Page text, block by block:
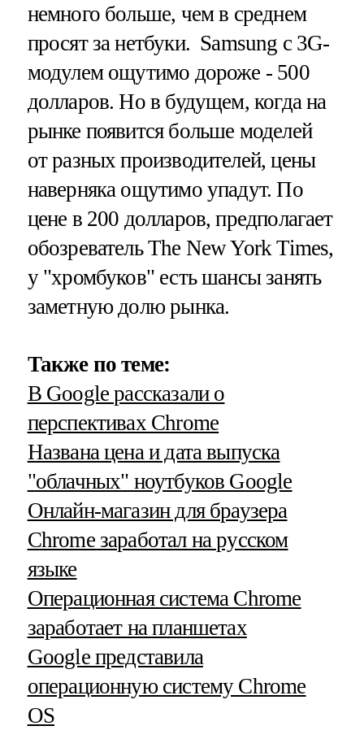
немного больше, чем в среднем
просят за нетбуки. Samsung с 3G-
модулем ощутимо дороже - 500
долларов. Но в будущем, когда на
рынке появится больше моделей
от разных производителей, цены
наверняка ощутимо упадут. По
цене в 200 долларов, предполагает
обозреватель The New York Times,
у "хромбуков" есть шансы занять
заметную долю рынка.
Также по теме:
В Google рассказали о
перспективах Chrome
Названа цена и дата выпуска
"облачных" ноутбуков Google
Онлайн-магазин для браузера
Chrome заработал на русском
языке
Операционная система Chrome
заработает на планшетах
Google представила
операционную систему Chrome
OS